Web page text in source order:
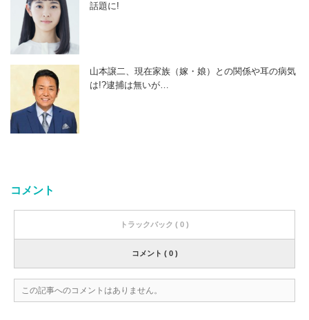
話題に!
山本譲二、現在家族（嫁・娘）との関係や耳の病気
は!?逮捕は無いが…
コメント
トラックバック ( 0 )
コメント ( 0 )
この記事へのコメントはありません。